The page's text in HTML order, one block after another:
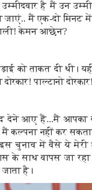
है मैं उन
मैं एक-दो मिनट
काली! केमन आछेन?
को ताकत दी थी।
पाल्टानो दोरकार!
देने आए हैं...मैं आपका
मैं कल्पना नहीं कर
चुनाव में वैसे ये
के साथ वापस जा
है।